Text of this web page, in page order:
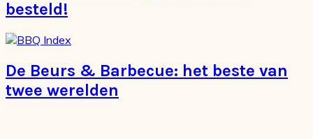
besteld!
De Beurs & Barbecue: het beste van
twee werelden